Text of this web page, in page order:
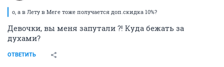
о, а в Лету в Меге тоже получается доп.скидка 10%?
Девочки, вы меня запутали ?! Куда бежать за
духами?
ОТВЕТИТЬ